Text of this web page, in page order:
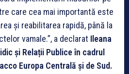
care cea mai importantă este
și reabilitarea rapidă, până la
vamale.”, a declarat Ileana
și Relații Publice în cadrul
Europa Centrală și de Sud.